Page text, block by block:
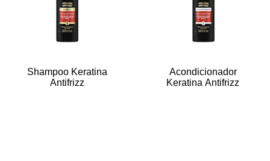
Shampoo Keratina
Antifrizz
Acondicionador
Keratina Antifrizz